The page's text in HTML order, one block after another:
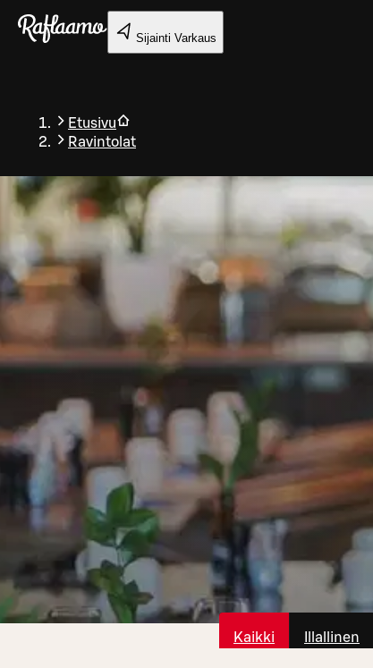
Siirry pääsisältöön
Sijainti Varkaus
Etusivu
Ravintolat
Kaikki Illallinen